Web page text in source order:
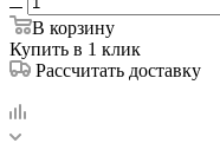
В корзину
Купить в 1 клик
Рассчитать доставку